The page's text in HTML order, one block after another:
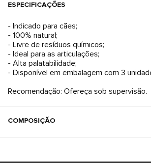
ESPECIFICAÇÕES
- Indicado para cães;
- 100% natural;
- Livre de resíduos químicos;
- Ideal para as articulações;
- Alta palatabilidade;
- Disponível em embalagem com 3
Recomendação: Ofereça sob supervisão.
COMPOSIÇÃO